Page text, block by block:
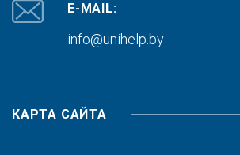
E-MAIL:
info@unihelp.by
КАРТА САЙТА